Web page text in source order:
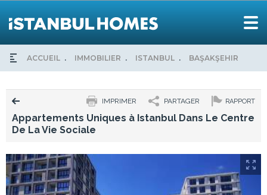
ACCUEIL IMMOBILIER ISTANBUL BAŞAKŞEHIR
RAPPORT
PARTAGER
IMPRIMER
Appartements Uniques à Istanbul Dans Le Centre
De La Vie Sociale